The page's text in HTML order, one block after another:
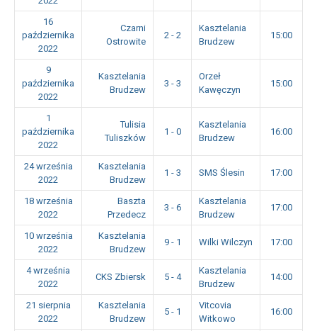
16
października
2022
Czarni
Ostrowite
2 - 2
Kasztelania
Brudzew
15:00
9
października
2022
Kasztelania
Brudzew
3 - 3
Orzeł
Kawęczyn
15:00
1
października
2022
Tulisia
Tuliszków
1 - 0
Kasztelania
Brudzew
16:00
24 września
2022
Kasztelania
Brudzew
1 - 3 SMS Ślesin 17:00
18 września
2022
Baszta
Przedecz
3 - 6
Kasztelania
Brudzew
17:00
10 września
2022
Kasztelania
Brudzew
9 - 1 Wilki Wilczyn 17:00
4 września
2022
CKS Zbiersk 5 - 4
Kasztelania
Brudzew
14:00
21 sierpnia
2022
Kasztelania
Brudzew
5 - 1
Vitcovia
Witkowo
16:00